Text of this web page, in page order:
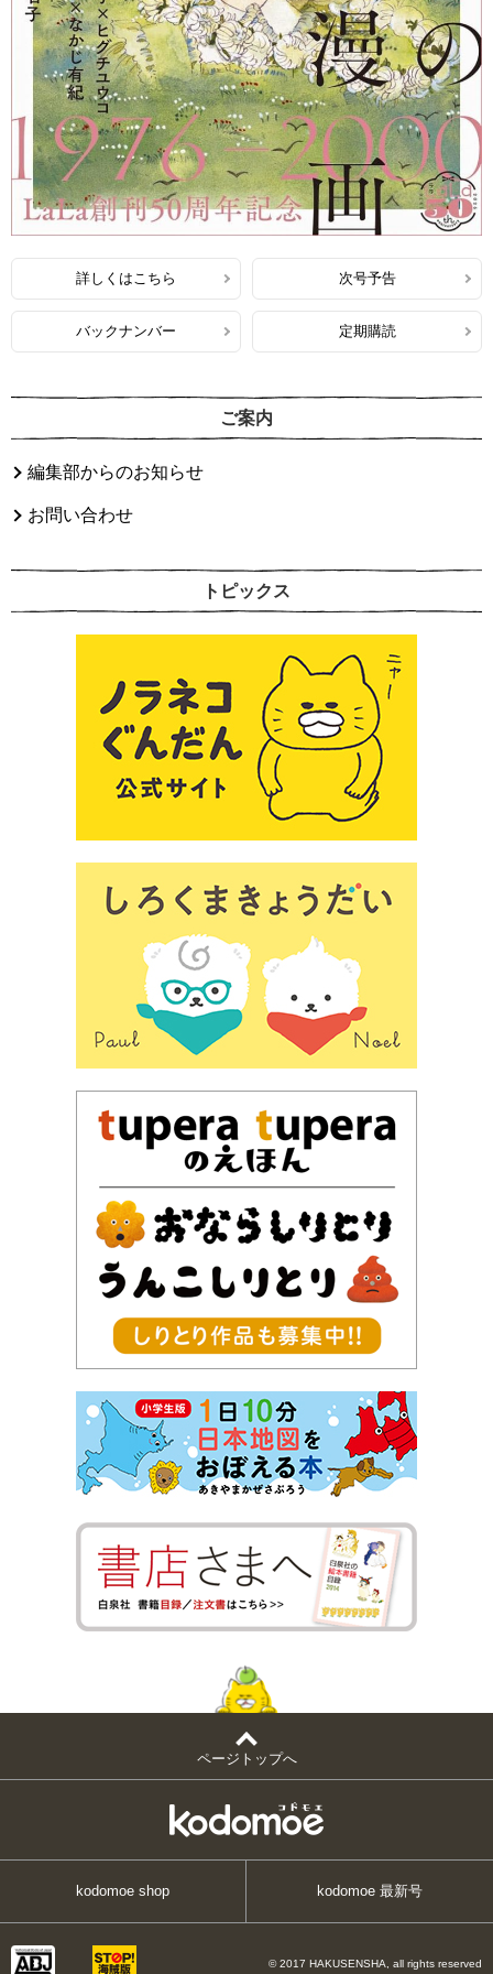
詳しくはこちら 次号予告
バックナンバー 定期購読
ご案内
編集部からのお知らせ
お問い合わせ
トピックス
ページトップへ
kodomoe shop kodomoe 最新号
© 2017 HAKUSENSHA, all rights reserved